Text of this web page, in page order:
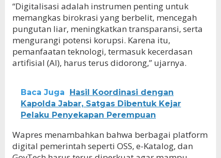
“Digitalisasi adalah instrumen penting untuk
memangkas birokrasi yang berbelit, mencegah
pungutan liar, meningkatkan transparansi, serta
mengurangi potensi korupsi. Karena itu,
pemanfaatan teknologi, termasuk kecerdasan
artifisial (AI), harus terus didorong,” ujarnya.
Baca Juga
Hasil Koordinasi dengan
Kapolda Jabar, Satgas Dibentuk Kejar
Pelaku Penyekapan Perempuan
Wapres menambahkan bahwa berbagai platform
digital pemerintah seperti OSS, e-Katalog, dan